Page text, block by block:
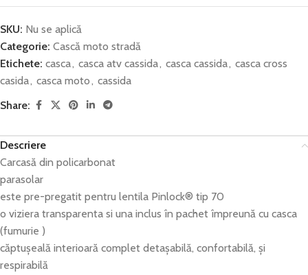
SKU: Nu se aplică
Categorie: Cască moto stradă
Etichete: casca, casca atv cassida, casca cassida, casca cross
casida, casca moto, cassida
Share:
Descriere
Carcasă din policarbonat
parasolar
este pre-pregatit pentru lentila Pinlock® tip 70
o viziera transparenta si una inclus în pachet împreună cu casca
(fumurie )
căptușeală interioară complet detașabilă, confortabilă, și
respirabilă